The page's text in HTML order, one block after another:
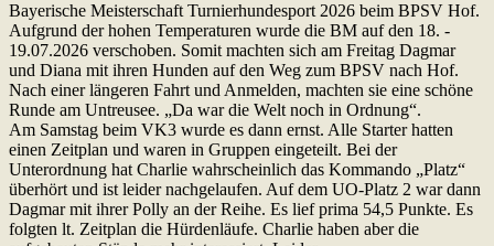
Bayerische Meisterschaft Turnierhundesport 2026 beim BPSV Hof.
Aufgrund der hohen Temperaturen wurde die BM auf den 18. -
19.07.2026 verschoben. Somit machten sich am Freitag Dagmar
und Diana mit ihren Hunden auf den Weg zum BPSV nach Hof.
Nach einer längeren Fahrt und Anmelden, machten sie eine schöne
Runde am Untreusee. „Da war die Welt noch in Ordnung“.
Am Samstag beim VK3 wurde es dann ernst. Alle Starter hatten
einen Zeitplan und waren in Gruppen eingeteilt. Bei der
Unterordnung hat Charlie wahrscheinlich das Kommando „Platz“
überhört und ist leider nachgelaufen. Auf dem UO-Platz 2 war dann
Dagmar mit ihrer Polly an der Reihe. Es lief prima 54,5 Punkte. Es
folgten lt. Zeitplan die Hürdenläufe. Charlie haben aber die